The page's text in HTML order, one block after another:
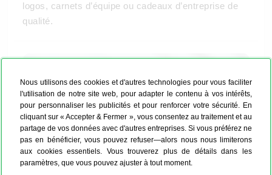
Nous utilisons des cookies et d'autres technologies pour vous faciliter
l'utilisation de notre site web, pour adapter le contenu à vos intérêts,
pour personnaliser les publicités et pour renforcer votre sécurité. En
cliquant sur « Accepter & Fermer », vous consentez au traitement et au
partage de vos données avec d'autres entreprises. Si vous préférez ne
pas en bénéficier, vous pouvez refuser—alors nous nous limiterons
aux cookies essentiels. Vous trouverez plus de détails dans les
paramètres, que vous pouvez ajuster à tout moment.
logos, carnets d’équipe ou cadeaux d’entreprise de
qualité.